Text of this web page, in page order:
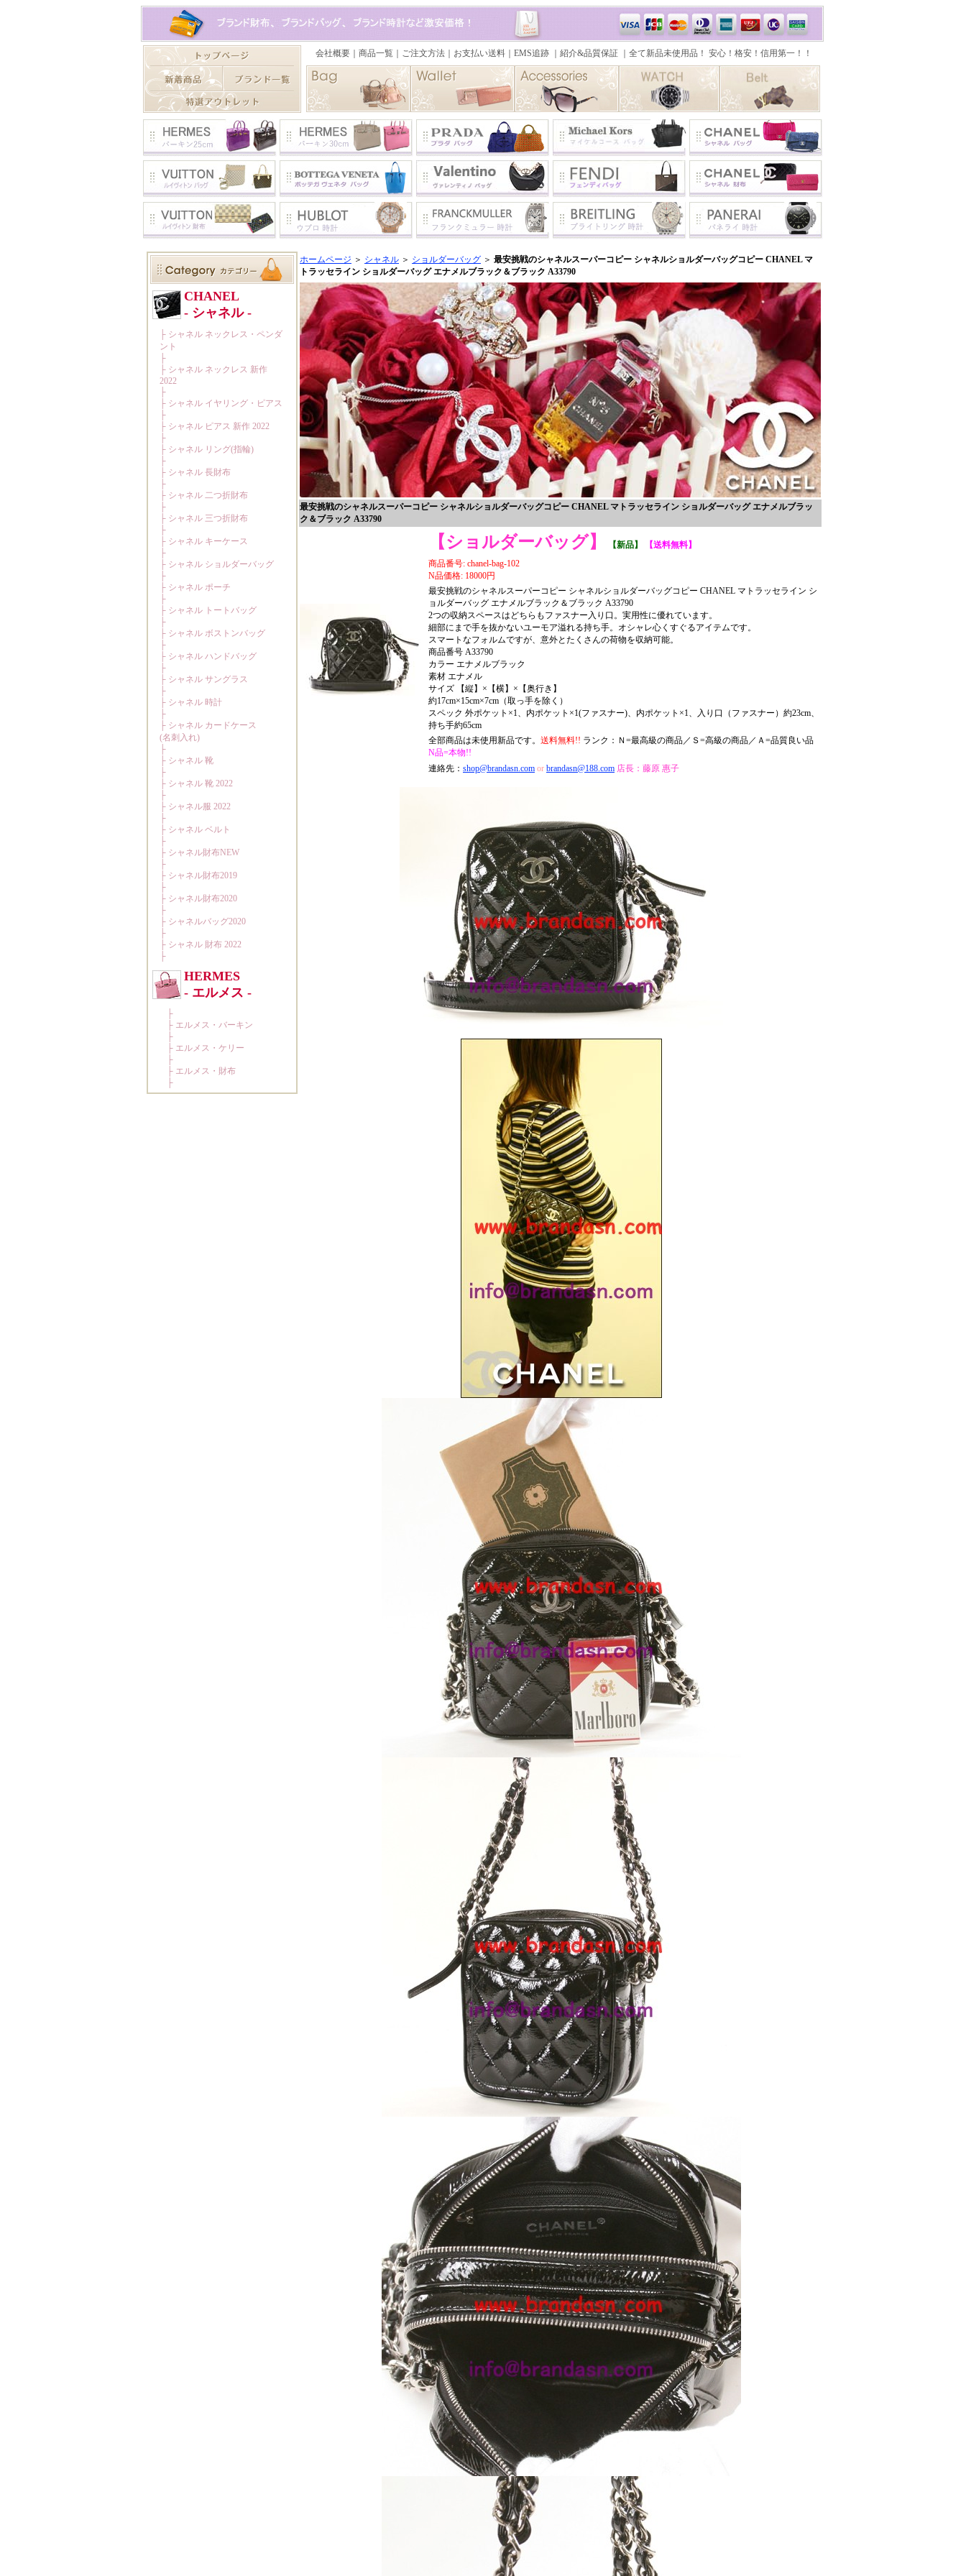
ホームページ ＞ シャネル ＞ ショルダーバッグ ＞ 最安挑戦のシャネルスーパーコピー シャネルショルダーバッグコピー CHANEL マ
トラッセライン ショルダーバッグ エナメルブラック＆ブラック A33790
最安挑戦のシャネルスーパーコピー シャネルショルダーバッグコピー CHANEL マトラッセライン ショルダーバッグ エナメルブラッ
ク＆ブラック A33790
【ショルダーバッグ】 【新品】
【送料無料】
商品番号: chanel-bag-102
N品価格: 18000円
最安挑戦のシャネルスーパーコピー シャネルショルダーバッグコピー CHANEL マトラッセライン シ
ョルダーバッグ エナメルブラック＆ブラック A33790
2つの収納スペースはどちらもファスナー入り口。実用性に優れています。
細部にまで手を抜かないユーモア溢れる持ち手。オシャレ心くすぐるアイテムです。
スマートなフォルムですが、意外とたくさんの荷物を収納可能。
商品番号 A33790
カラー エナメルブラック
素材 エナメル
サイズ 【縦】×【横】×【奥行き】
約17cm×15cm×7cm（取っ手を除く）
スペック 外ポケット×1、内ポケット×1(ファスナー)、内ポケット×1、入り口（ファスナー）約23cm、
持ち手約65cm
全部商品は未使用新品です。 送料無料!! ランク：Ｎ=最高級の商品／Ｓ=高級の商品／Ａ=品質良い品
N品=本物!!
連絡先： shop@brandasn.com or brandasn@188.com 店長：藤原 惠子